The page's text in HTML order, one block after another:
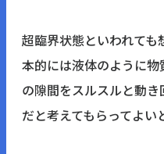
超臨界状態といわれて
本的には液体のように
の隙間をスルスルと動
だと考えてもらってよい